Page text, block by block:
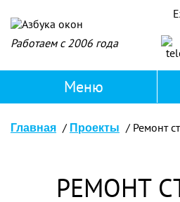
Работаем с 2006 года
Главная Проекты Ремонт
РЕМОНТ